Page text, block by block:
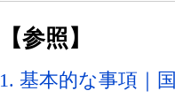
【参照】
1. 基本的な事項｜